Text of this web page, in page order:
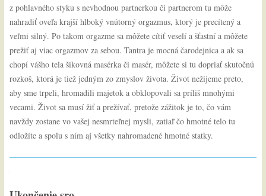
z pohlavného styku s nevhodnou partnerkou či partnerom tu môže
nahradiť oveľa krajší hlboký vnútorný orgazmus, ktorý je precítený a
veľmi silný. Po takom orgazme sa môžete cítiť veselí a šťastní a môžete
prežiť aj viac orgazmov za sebou. Tantra je mocná čarodejnica a ak sa
chopí vášho tela šikovná masérka či masér, môžete si tu dopriať skutočnú
rozkoš, ktorá je tiež jedným zo zmyslov života. Život nežijeme preto,
aby sme trpeli, hromadili majetok a obklopovali sa príliš mnohými
vecami. Život sa musí žiť a prežívať, pretože zážitok je to, čo vám
navždy zostane vo vašej nesmrteľnej mysli, zatiaľ čo hmotné telo tu
odložíte a spolu s ním aj všetky nahromadené hmotné statky.